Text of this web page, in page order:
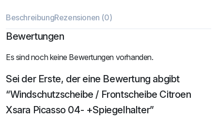
BeschreibungRezensionen (0)
Bewertungen
Es sind noch keine Bewertungen vorhanden.
Sei der Erste, der eine Bewertung abgibt
“Windschutzscheibe / Frontscheibe Citroen
Xsara Picasso 04- +Spiegelhalter”